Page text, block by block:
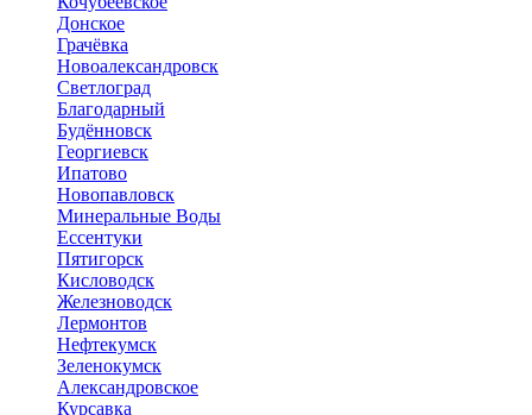
Донское
Грачёвка
Новоалександровск
Светлоград
Благодарный
Будённовск
Георгиевск
Ипатово
Новопавловск
Минеральные Воды
Ессентуки
Пятигорск
Кисловодск
Железноводск
Лермонтов
Нефтекумск
Зеленокумск
Александровское
Курсавка